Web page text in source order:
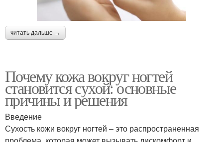
читать дальше →
Почему кожа вокруг ногтей
становится сухой: основные
причины и решения
Введение
Сухость кожи вокруг ногтей – это распространенная